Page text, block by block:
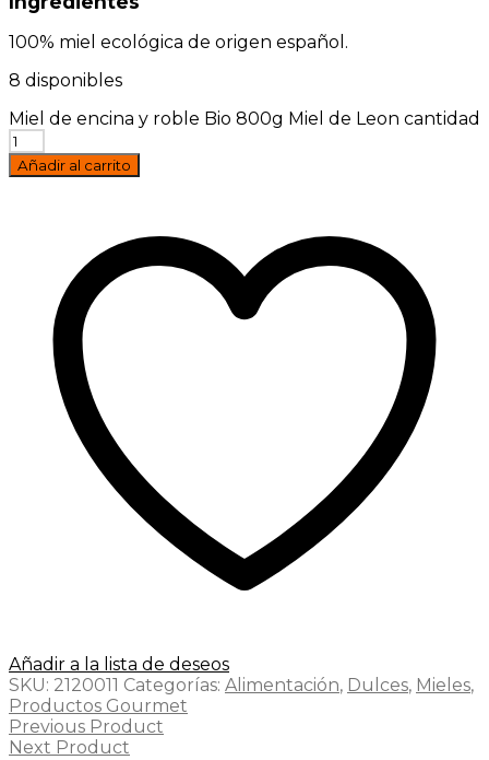
100% miel ecológica de origen español.
8 disponibles
Miel de encina y roble Bio 800g Miel de Leon cantidad
Añadir al carrito
Añadir a la lista de deseos
SKU: 2120011 Categorías: Alimentación, Dulces, Mieles,
Productos Gourmet
Previous Product
Next Product